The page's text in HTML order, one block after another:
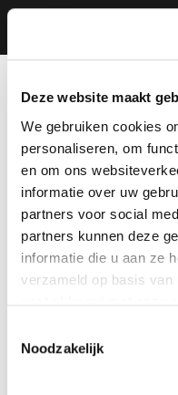
Deze website maakt
We gebruiken cookies
personaliseren, om
en om ons
informatie over uw
partners voor social
partners kunnen deze
informatie die u aan ze
verzameld op basis
Noodzakelijk